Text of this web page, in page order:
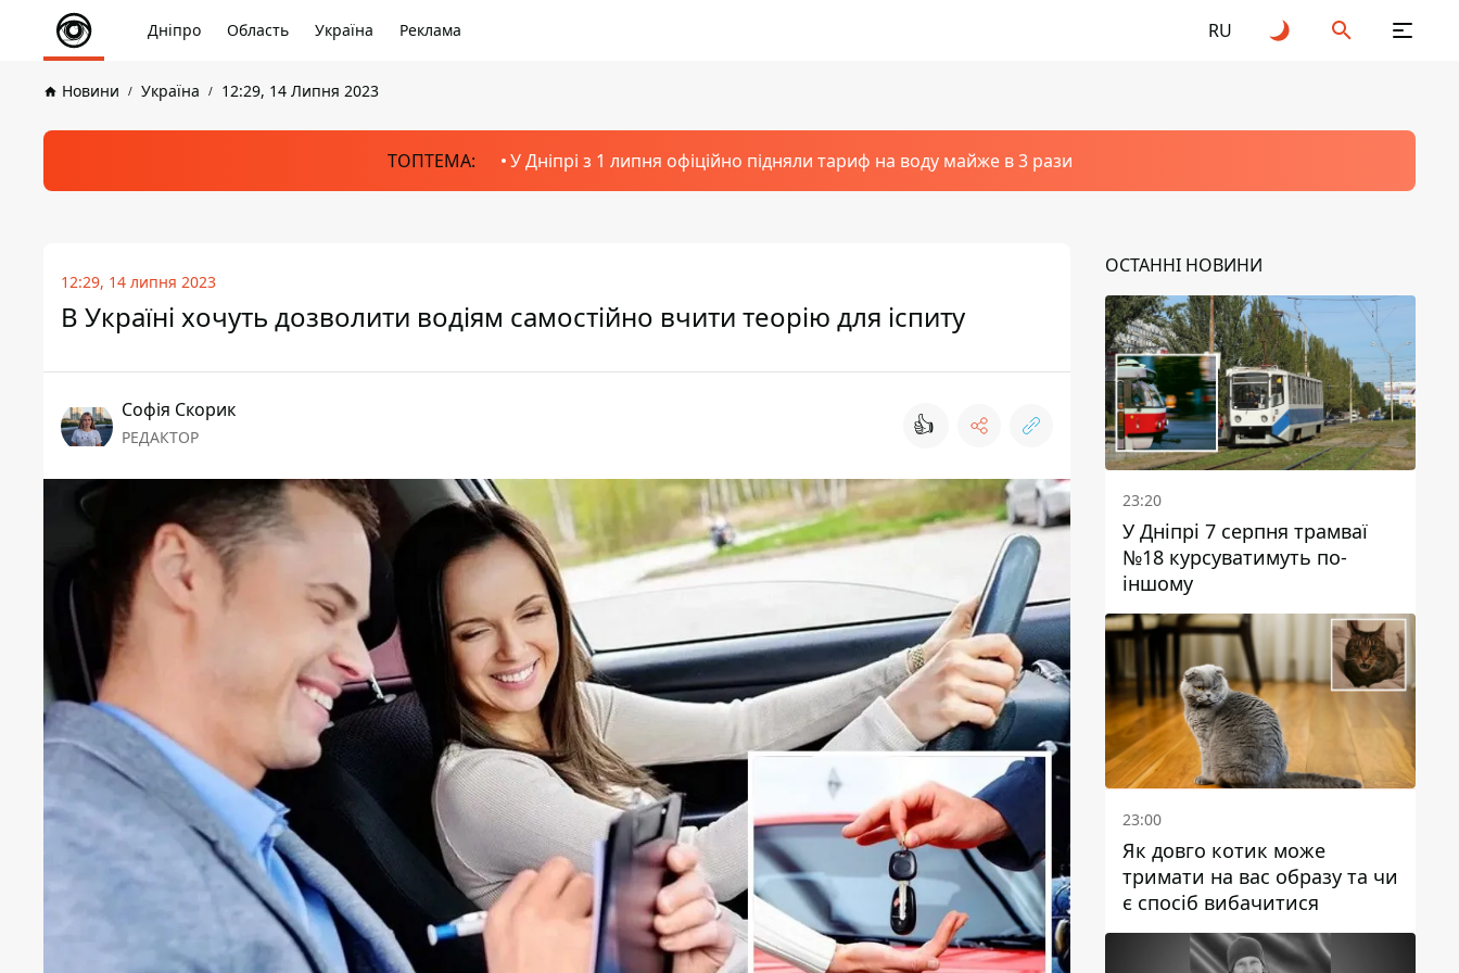
Дніпро Область Україна Реклама RU
Новини Україна 12:29, 14 Липня 2023
ТОПТЕМА: У Дніпрі з 1 липня офіційно підняли тариф на воду майже в 3 рази
12:29, 14 липня 2023
В Україні хочуть дозволити водіям самостійно вчити теорію для іспиту
Софія Скорик
РЕДАКТОР 👍
ОСТАННІ НОВИНИ
23:20
У Дніпрі 7 серпня трамваї
№18 курсуватимуть по-
іншому
23:00
Як довго котик може
тримати на вас образу та чи
є спосіб вибачитися